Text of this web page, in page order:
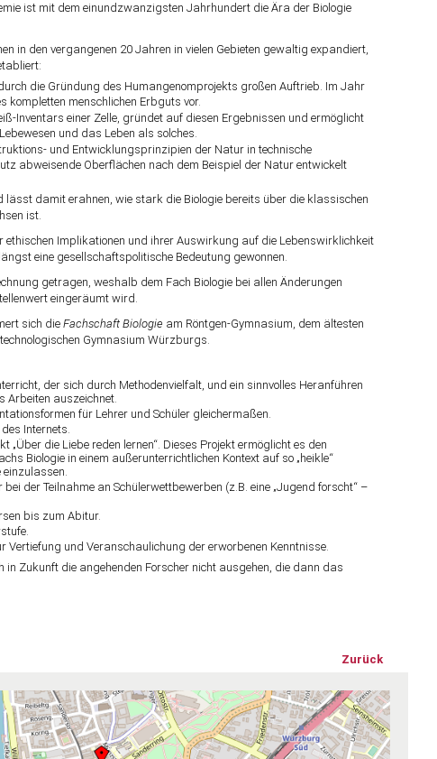
ist mit dem einundzwanzigsten Jahrhundert die Ära der Biologie
in den vergangenen 20 Jahren in vielen Gebieten gewaltig expandiert,
die Gründung des Humangenomprojekts großen Auftrieb. Im Jahr
kompletten menschlichen Erbguts vor.
Inventars einer Zelle, gründet auf diesen Ergebnissen und ermöglicht
und das Leben als solches.
und Entwicklungsprinzipien der Natur in technische
abweisende Oberflächen nach dem Beispiel der Natur entwickelt
damit erahnen, wie stark die Biologie bereits über die klassischen
ist.
Implikationen und ihrer Auswirkung auf die Lebenswirklichkeit
eine gesellschaftspolitische Bedeutung gewonnen.
getragen, weshalb dem Fach Biologie bei allen Änderungen
eingeräumt wird.
sich die Fachschaft Biologie am Röntgen-Gymnasium, dem ältesten
Gymnasium Würzburgs.
der sich durch Methodenvielfalt, und ein sinnvolles Heranführen
auszeichnet.
für Lehrer und Schüler gleichermaßen.
Internets.
„Über die Liebe reden lernen“. Dieses Projekt ermöglicht es den
Biologie in einem außerunterrichtlichen Kontext auf so „heikle“
einzulassen.
der Teilnahme an Schülerwettbewerben (z.B. eine „Jugend forscht“ –
bis zum Abitur.
und Veranschaulichung der erworbenen Kenntnisse.
Zukunft die angehenden Forscher nicht ausgehen, die dann das
Zurück